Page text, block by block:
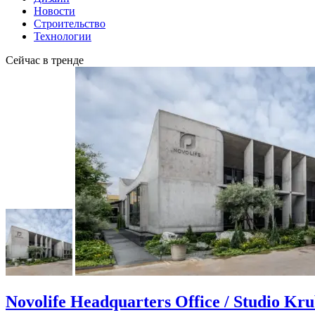
Новости
Строительство
Технологии
Сейчас в тренде
Novolife Headquarters Office / Studio